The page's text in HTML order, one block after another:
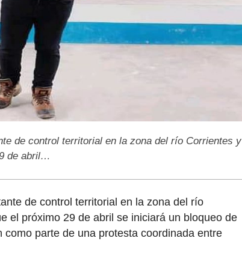
de control territorial en la zona del río Corrientes y
de abril…
de control territorial en la zona del río
el próximo 29 de abril se iniciará un bloqueo de
como parte de una protesta coordinada entre